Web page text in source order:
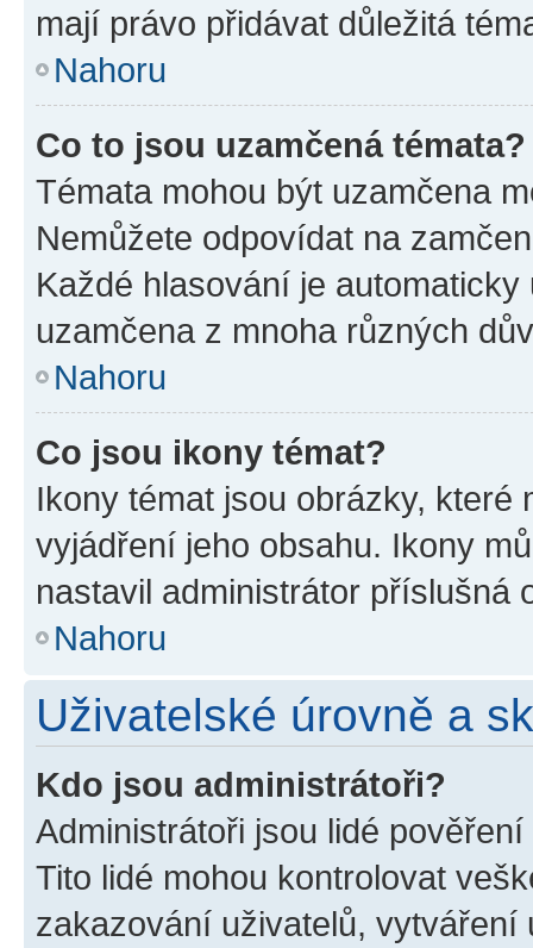
mají právo přidávat důležitá
Nahoru
Co to jsou uzamčená témata?
Témata mohou být uzamčena
Nemůžete odpovídat na
Každé hlasování je
uzamčena z mnoha různých
Nahoru
Co jsou ikony témat?
Ikony témat jsou obrázky,
vyjádření jeho obsahu. Ikony
nastavil administrátor příslušná
Nahoru
Uživatelské úrovně a
Kdo jsou administrátoři?
Administrátoři jsou lidé
Tito lidé mohou kontrolovat
zakazování uživatelů,